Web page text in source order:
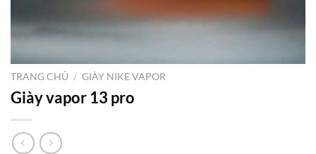
TRANG CHỦ / GIÀY NIKE VAPOR
Giày vapor 13 pro